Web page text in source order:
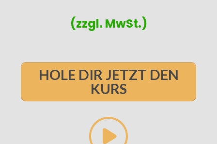
(zzgl. MwSt.)
HOLE DIR JETZT DEN
KURS